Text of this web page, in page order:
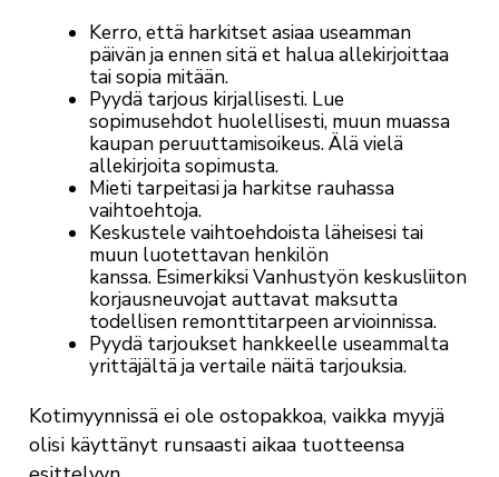
Kerro, että harkitset asiaa useamman
päivän ja ennen sitä et halua allekirjoittaa
tai sopia mitään.
Pyydä tarjous kirjallisesti. Lue
sopimusehdot huolellisesti, muun muassa
kaupan peruuttamisoikeus. Älä vielä
allekirjoita sopimusta.
Mieti tarpeitasi ja harkitse rauhassa
vaihtoehtoja.
Keskustele vaihtoehdoista läheisesi tai
muun luotettavan henkilön
kanssa. Esimerkiksi Vanhustyön keskusliiton
korjausneuvojat auttavat maksutta
todellisen remonttitarpeen arvioinnissa.
Pyydä tarjoukset hankkeelle useammalta
yrittäjältä ja vertaile näitä tarjouksia.
Kotimyynnissä ei ole ostopakkoa, vaikka myyjä
olisi käyttänyt runsaasti aikaa tuotteensa